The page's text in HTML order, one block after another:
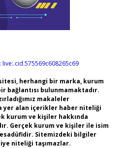
live:.cid.575569c608265c69
herhangi bir marka, kurum
bağlantısı bulunmamaktadır.
makaleler
yer alan içerikler haber niteliği
kurum ve kişiler hakkında
Gerçek kurum ve kişiler ile isim
Sitemizdeki bilgiler
niteliği taşımazlar.